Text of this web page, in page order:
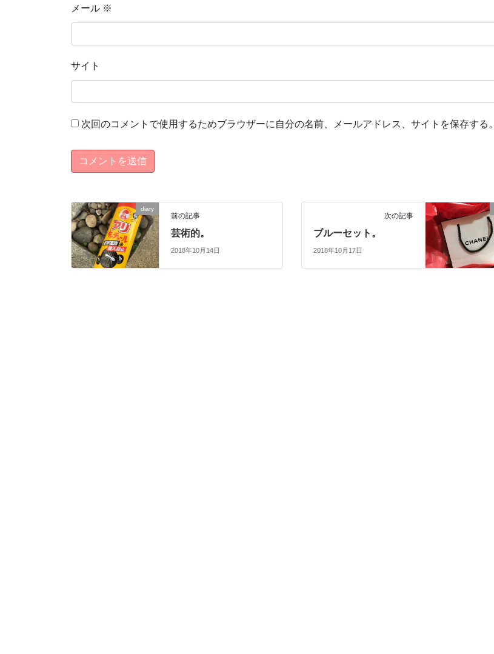
メール ※
サイト
次回のコメントで使用するためブラウザーに自分の名前、メールアドレス、サイトを保存する。
diary
前の記事
芸術的。
2018年10月14日
次の記事
ブルーセット。
2018年10月17日